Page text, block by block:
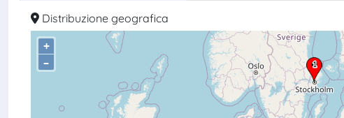
Distribuzione geografica
+
–